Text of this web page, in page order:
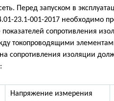
Перед запуском в
23.1-001-2017 необходимо
сопротивления
токопроводящими
сопротивления изоляции
Напряжение измерения